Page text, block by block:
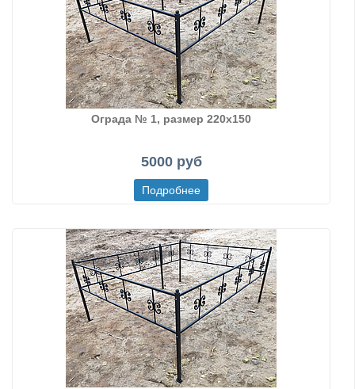
Ограда № 1, размер 220х150
5000 руб